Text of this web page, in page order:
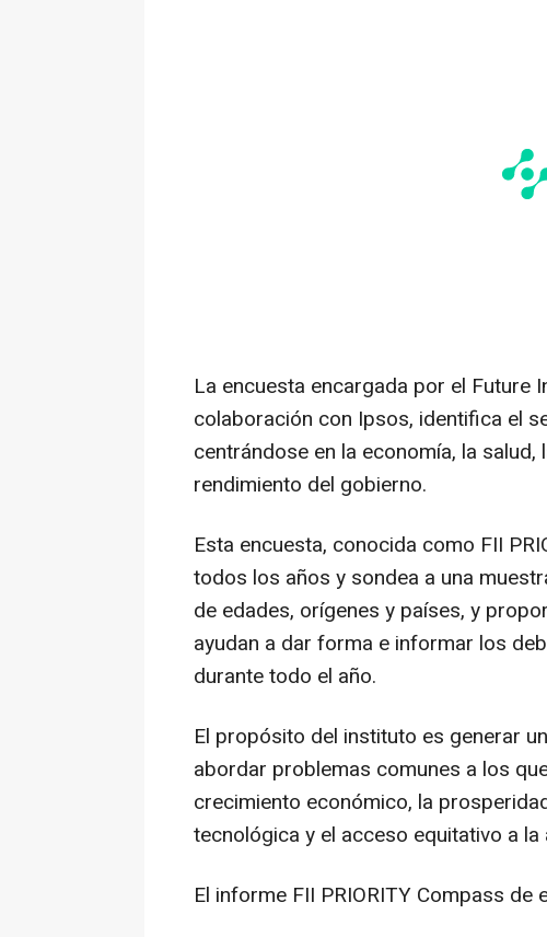
La encuesta encargada por el Future
colaboración con Ipsos, identifica el
centrándose en la economía, la
rendimiento del gobierno.
Esta encuesta, conocida como FII
todos los años y sondea a una
de edades, orígenes y países, y
ayudan a dar forma e informar los
durante todo el año.
El propósito del instituto es generar
abordar problemas comunes a los
crecimiento económico, la
tecnológica y el acceso equitativo a
El informe FII PRIORITY Compass